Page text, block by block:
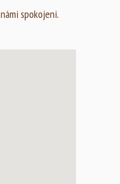
spokojeni.